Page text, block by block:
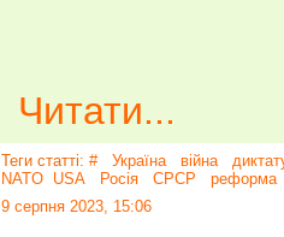
Читати...
Теги статті: # Україна війна
NATO USA Росія СРСР
реформа
9 серпня 2023, 15:06